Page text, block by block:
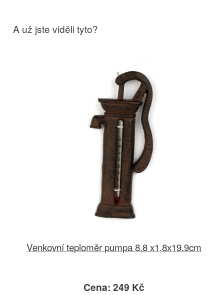
A už jste viděli tyto?
Venkovní teploměr pumpa 8.8 x1,8x19.9cm
Cena: 249 Kč